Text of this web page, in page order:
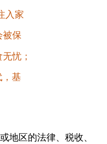
入家
被保
忧；
，基
地区的法律、税收、